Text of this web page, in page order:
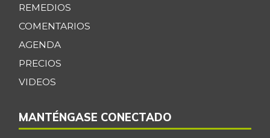
REMEDIOS
COMENTARIOS
AGENDA
PRECIOS
VIDEOS
MANTÉNGASE CONECTADO